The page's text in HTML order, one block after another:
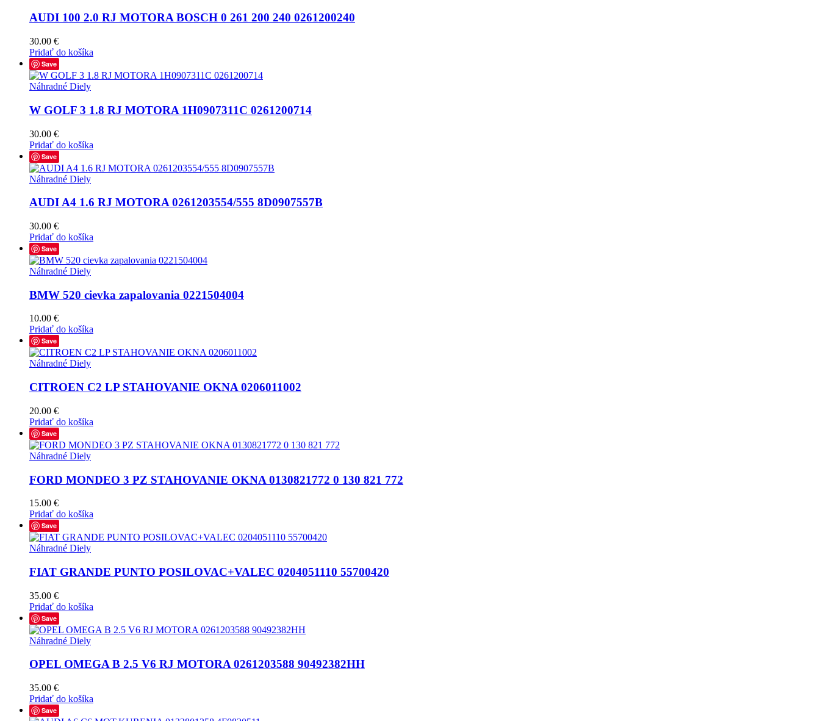
AUDI 100 2.0 RJ MOTORA BOSCH 0 261 200 240 0261200240
30.00 €
Pridať do košíka
Save
Náhradné Diely
W GOLF 3 1.8 RJ MOTORA 1H0907311C 0261200714
30.00 €
Pridať do košíka
Save
Náhradné Diely
AUDI A4 1.6 RJ MOTORA 0261203554/555 8D0907557B
30.00 €
Pridať do košíka
Save
Náhradné Diely
BMW 520 cievka zapalovania 0221504004
10.00 €
Pridať do košíka
Save
Náhradné Diely
CITROEN C2 LP STAHOVANIE OKNA 0206011002
20.00 €
Pridať do košíka
Save
Náhradné Diely
FORD MONDEO 3 PZ STAHOVANIE OKNA 0130821772 0 130 821 772
15.00 €
Pridať do košíka
Save
Náhradné Diely
FIAT GRANDE PUNTO POSILOVAC+VALEC 0204051110 55700420
35.00 €
Pridať do košíka
Save
Náhradné Diely
OPEL OMEGA B 2.5 V6 RJ MOTORA 0261203588 90492382HH
35.00 €
Pridať do košíka
Save